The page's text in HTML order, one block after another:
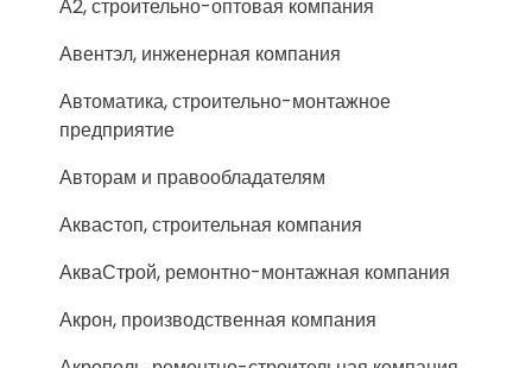
А2, строительно-оптовая компания
Авентэл, инженерная компания
Автоматика, строительно-монтажное
предприятие
Авторам и правообладателям
Акваcтоп, строительная компания
АкваСтрой, ремонтно-монтажная компания
Акрон, производственная компания